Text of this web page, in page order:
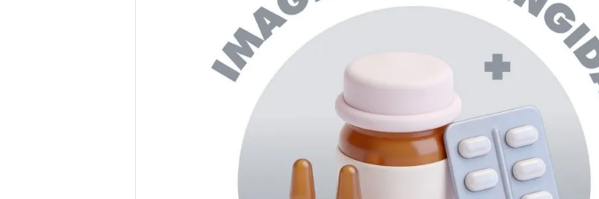
7.
. roche posay
9. nivea
10 pañales